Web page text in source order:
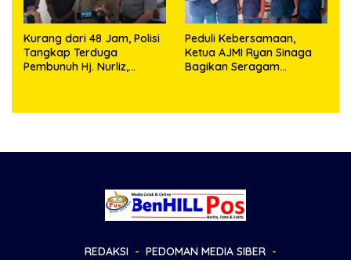
Kurang dari 48 Jam, Polisi
Tangkap Terduga
Pembunuh Hj. Nurliz,
Peduli Kebersamaan,
Ketua AJMI Ryan Sinaga
Bagikan Seragam
REDAKSI
PEDOMAN MEDIA SIBER